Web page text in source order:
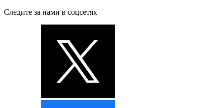
Следите за нами в соцсетях